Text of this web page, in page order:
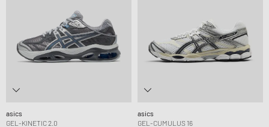
asics
GEL-KINETIC 2.0
asics
GEL-CUMULUS 16